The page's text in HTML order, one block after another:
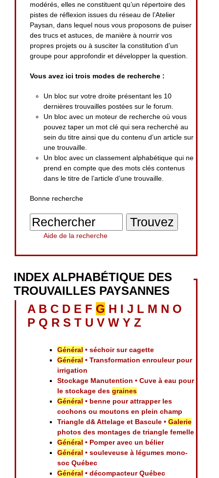
modérés, elles ne constituent qu’un répertoire des
pistes de réflexion issues du réseau de l’Atelier
Paysan, dans lequel nous vous proposons de puiser
des trucs et astuces, de manière à nourrir vos
propres projets ou à susciter la constitution d’un
groupe pour approfondir et développer la question.
Vous avez ici trois modes de recherche :
Un bloc sur votre droite présentant les 10
dernières trouvailles postées sur le forum.
Un bloc avec un moteur de recherche où vous
pouvez taper un mot clé qui sera recherché au
sein du titre ainsi que du contenu d’un article sur
une trouvaille.
Un bloc avec un classement alphabétique qui ne
prend en compte que des mots clés contenus
dans le titre de l’article d’une trouvaille.
Bonne recherche
Aide de la recherche
INDEX ALPHABÉTIQUE DES
TROUVAILLES PAYSANNES
A B C D E F G H I J L M N O
P Q R S T U V W Y Z
Général • séchoir sur cagette
Général • Transformation enrouleur pour
irrigation
Stockage Manutention • Cuve à eau pour
le stockage desgraines
Général • benne pour attrapper les
cochons ou moutons en plein champ
Triangle d& Attelage et Bascule •Galerie
photos des montages de triangle femelle
Général • Pomper avec un bélier
Général • souleveuse à légumes mono-
soc Québec
Général • décompacteur Québec